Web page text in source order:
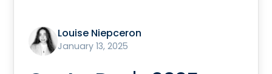
Louise Niepceron
January 13, 2025